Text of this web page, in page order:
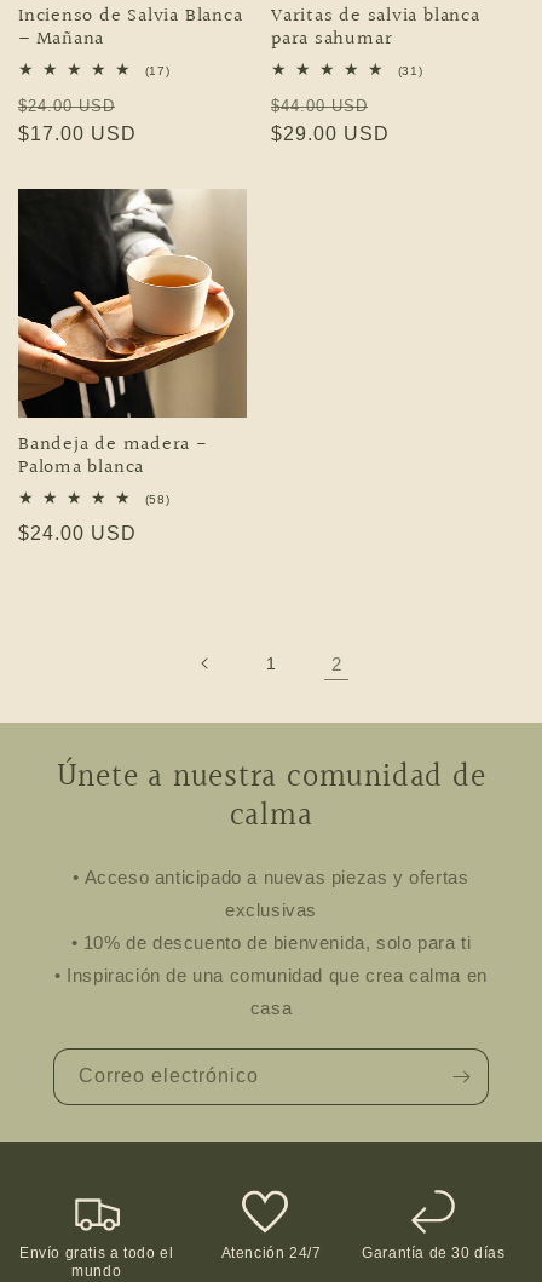
Incienso de Salvia Blanca
– Mañana
(17)17 reseñas totales
Precio habitual
$24.00 USD
Precio de oferta
$17.00 USD
Varitas de salvia blanca
para sahumar
(31)31 reseñas totales
Precio habitual
$44.00 USD
$29.00 USD
Bandeja de madera -
Paloma blanca
(58)58 reseñas totales
Precio habitual
$24.00 USD
1 2
Únete a nuestra comunidad de
calma
• Acceso anticipado a nuevas piezas y ofertas
exclusivas
• 10% de descuento de bienvenida, solo para ti
• Inspiración de una comunidad que crea calma en
casa
Correo electrónico
Envío gratis a todo el
mundo
Atención 24/7 Garantía de 30 días